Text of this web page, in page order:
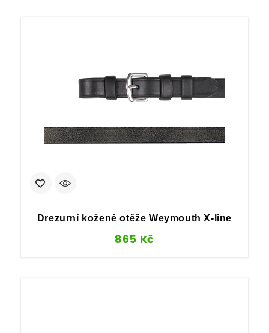
Drezurní kožené otěže Weymouth X-line
865 Kč